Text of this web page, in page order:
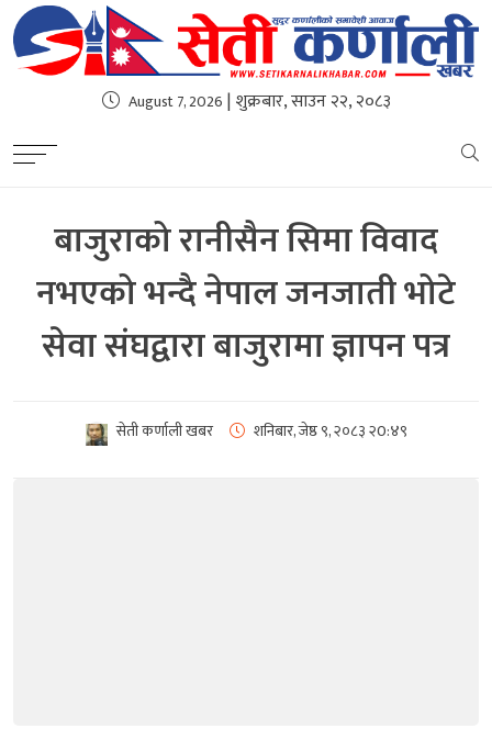
August 7, 2026 | शुक्रबार, साउन २२, २०८३
बाजुराको रानीसैन सिमा विवाद
नभएको भन्दै नेपाल जनजाती भोटे
सेवा संघद्वारा बाजुरामा ज्ञापन पत्र
सेती कर्णाली खबर शनिबार, जेष्ठ ९, २०८३२0:४९